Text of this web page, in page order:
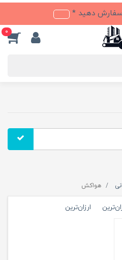
سفارش دهید *
0
هواکش
ارزان‌ترین